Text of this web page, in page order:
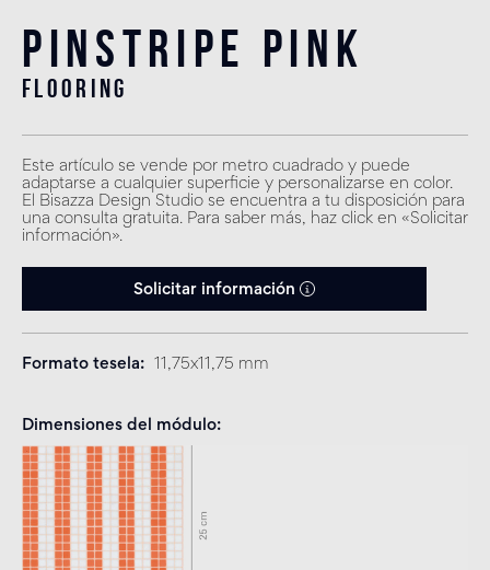
Pinstripe Pink
flooring
Este artículo se vende por metro cuadrado y puede
adaptarse a cualquier superficie y personalizarse en color.
El Bisazza Design Studio se encuentra a tu disposición para
una consulta gratuita. Para saber más, haz click en «Solicitar
información».
Solicitar información
Formato tesela 11,75x11,75 mm
Dimensiones del módulo